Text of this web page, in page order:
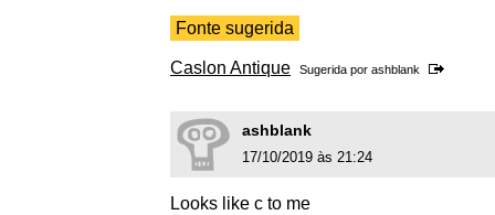
Fonte sugerida
Caslon Antique Sugerida por ashblank
ashblank
17/10/2019 às 21:24
Looks like c to me